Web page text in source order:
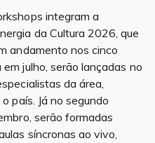
integram a
da Cultura 2026, que
andamento nos cinco
julho, serão lançadas no
da área,
país. Já no segundo
serão formadas
síncronas ao vivo,